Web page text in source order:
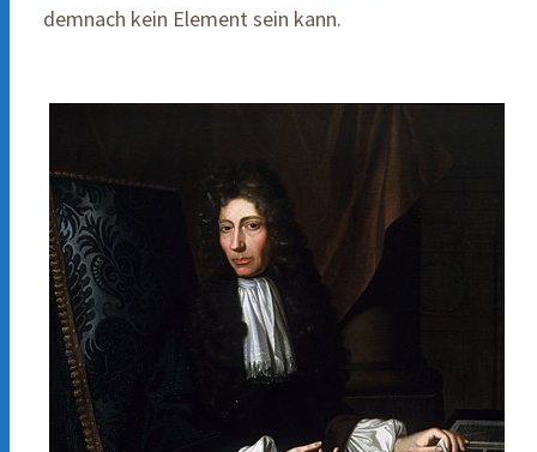
demnach kein Element sein kann.